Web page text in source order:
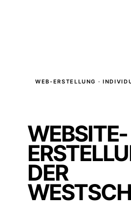
WEB-ERSTELLUNG ·
WEBSITE-
DER